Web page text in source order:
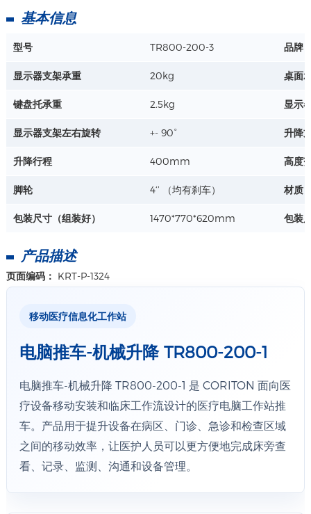
详情+
标准桌面-隐藏式键盘抽屉-511*538mm 规格
实际使用尺寸：473*323mm
鼠标托盘尺寸：138*170mm
基本信息
型号 TR800-200-3 品牌
显示器支架承重 20kg 桌面
键盘托承重 2.5kg 显示
显示器支架左右旋转 +- 90° 升降
升降行程 400mm 高度
脚轮 4‘’ （均有刹车） 材质
包装尺寸（组装好） 1470*770*620mm 包装
产品描述
页面编码： KRT-P-1324
移动医疗信息化工作站
电脑推车-机械升降 TR800-200-1
电脑推车-机械升降 TR800-200-1 是 CORITON 面向医
疗设备移动安装和临床工作流设计的医疗电脑工作站推
车。产品用于提升设备在病区、门诊、急诊和检查区域
之间的移动效率，让医护人员可以更方便地完成床旁查
看、记录、监测、沟通和设备管理。